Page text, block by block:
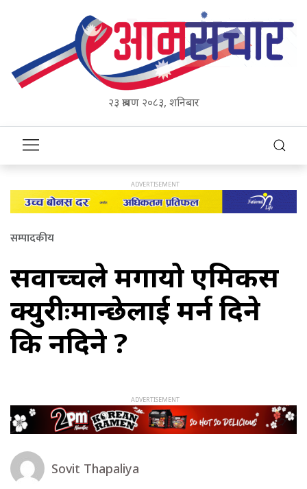
२३ श्रावण २०८३, शनिबार
सम्पादकीय
सर्वोच्चले मगायो एमिकस
क्युरीःमान्छेलाई मर्न दिने
कि नदिने ?
Sovit Thapaliya